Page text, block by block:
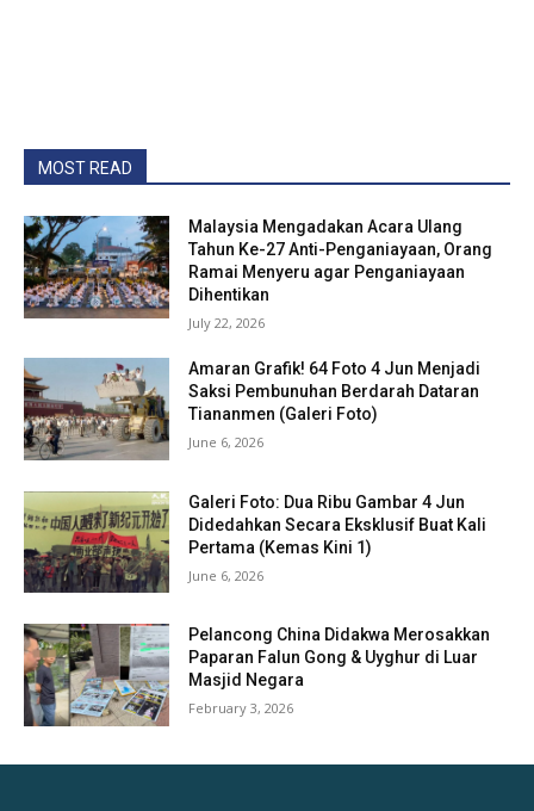
MOST READ
Malaysia Mengadakan Acara Ulang
Tahun Ke-27 Anti-Penganiayaan, Orang
Ramai Menyeru agar Penganiayaan
Dihentikan
July 22, 2026
Amaran Grafik! 64 Foto 4 Jun Menjadi
Saksi Pembunuhan Berdarah Dataran
Tiananmen (Galeri Foto)
June 6, 2026
Galeri Foto: Dua Ribu Gambar 4 Jun
Didedahkan Secara Eksklusif Buat Kali
Pertama (Kemas Kini 1)
June 6, 2026
Pelancong China Didakwa Merosakkan
Paparan Falun Gong & Uyghur di Luar
Masjid Negara
February 3, 2026